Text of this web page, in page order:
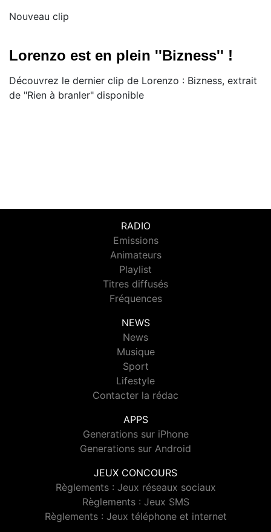
Nouveau clip
Lorenzo est en plein ''Bizness'' !
Découvrez le dernier clip de Lorenzo : Bizness, extrait
de "Rien à branler" disponible
RADIO
Emissions
Animateurs
Playlist
Titres diffusés
Fréquences
NEWS
News
Musique
Sport
Lifestyle
Contacter la rédac
APPS
Generations sur iPhone
Generations sur Android
JEUX CONCOURS
Règlements : Jeux réseaux sociaux
Règlements : Jeux SMS
Règlements : Jeux téléphone et internet